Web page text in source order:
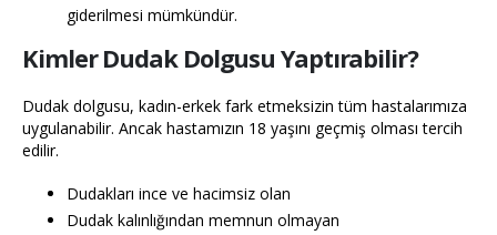
giderilmesi mümkündür.
Kimler Dudak Dolgusu Yaptırabilir?
Dudak dolgusu, kadın-erkek fark etmeksizin tüm hastalarımıza
uygulanabilir. Ancak hastamızın 18 yaşını geçmiş olması tercih
edilir.
Dudakları ince ve hacimsiz olan
Dudak kalınlığından memnun olmayan